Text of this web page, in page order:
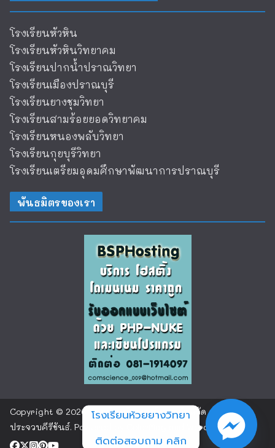
โรงเรียนหัวหิน
โรงเรียนหัวหินวิทยาคม
โรงเรียนปากน้ำปราณวิทยา
โรงเรียนเมืองปราณบุรี
โรงเรียนยางชุมวิทยา
โรงเรียนสามร้อยยอดวิทยาคม
โรงเรียนหนองพลับวิทยา
โรงเรียนกุยบุรีวิทยา
โรงเรียนเตรียมอุดมศึกษาพัฒนาการปราณบุรี
พันธมิตรของเรา
Copyright © 2026 โรงเรียนห้วยยางวิทยา จังหวัด
ประจวบคีรีขันธ์. Powered by WordPress.
โรงเรียนห้วยยางวิทยา
ติดต่อสอบถาม คลิก